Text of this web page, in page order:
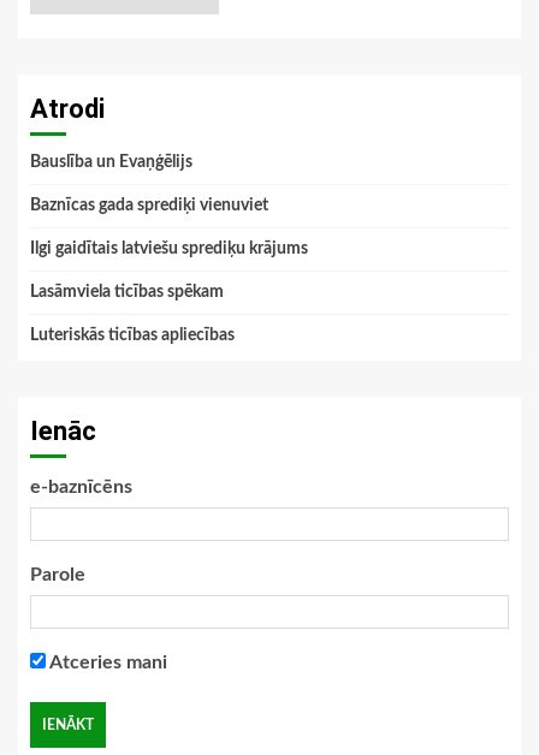
Atrodi
Bauslība un Evaņģēlijs
Baznīcas gada sprediķi vienuviet
Ilgi gaidītais latviešu sprediķu krājums
Lasāmviela ticības spēkam
Luteriskās ticības apliecības
Ienāc
e-baznīcēns
Parole
Atceries mani